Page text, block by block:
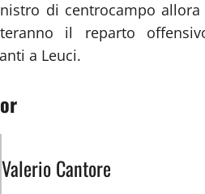
di centrocampo
il reparto
a Leuci.
Valerio Cantore